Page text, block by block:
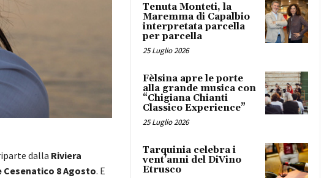
dalla Riviera
Cesenatico 8 Agosto. E
Tenuta Monteti, la
Maremma di Capalbio
interpretata parcella
per parcella
25 Luglio 2026
Fèlsina apre le porte
alla grande musica con
“Chigiana Chianti
Classico Experience”
25 Luglio 2026
Tarquinia celebra i
vent’anni del DiVino
Etrusco